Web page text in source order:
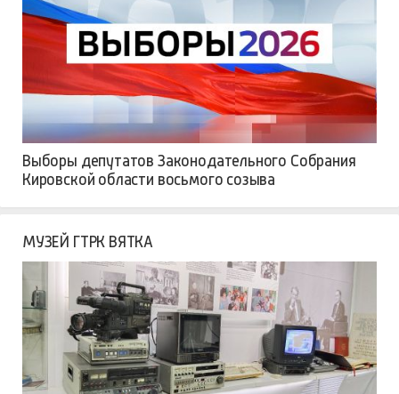
Выборы депутатов Законодательного Собрания
Кировской области восьмого созыва
МУЗЕЙ ГТРК ВЯТКА